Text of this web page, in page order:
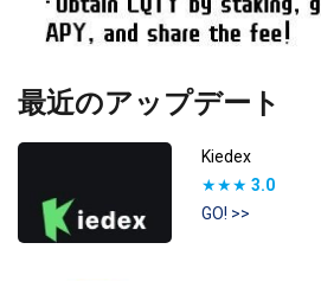
最近のアップデート
Kiedex
★★★ 3.0
GO! >>